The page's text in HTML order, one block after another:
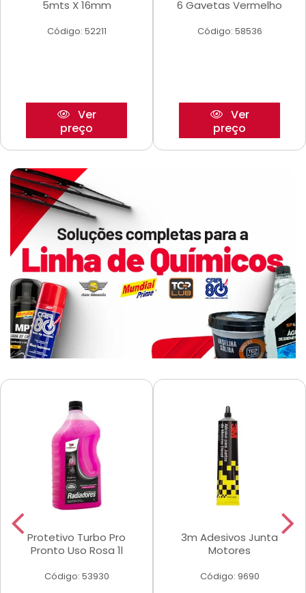
5mts X 16mm
Código: 52211
Ver
preço
6 Gavetas Vermelho
Código: 58536
Ver
preço
Protetivo Turbo Pro
Pronto Uso Rosa 1l
Código: 53930
3m Adesivos Junta
Motores
Código: 9690